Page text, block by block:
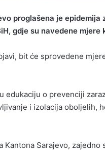
proglašena je
gdje su navedene
bit će sprovedene
edukaciju o prevenciji
i izolacija oboljelih,
Kantona Sarajevo,